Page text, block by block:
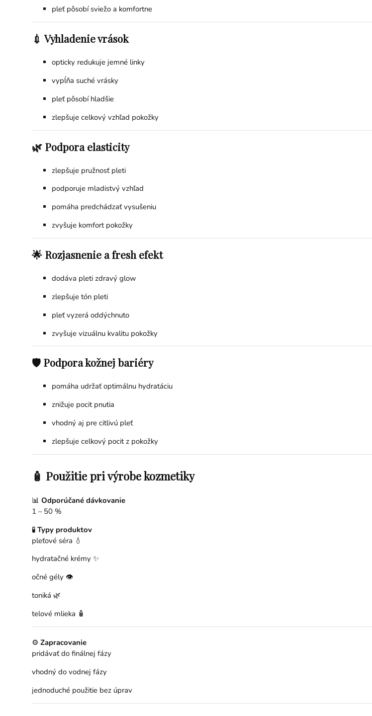
pleť pôsobí sviežo a komfortne
💉 Vyhladenie vrások
opticky redukuje jemné linky
vypĺňa suché vrásky
pleť pôsobí hladšie
zlepšuje celkový vzhľad pokožky
🌿 Podpora elasticity
zlepšuje pružnosť pleti
podporuje mladistvý vzhľad
pomáha predchádzať vysušeniu
zvyšuje komfort pokožky
🌟 Rozjasnenie a fresh efekt
dodáva pleti zdravý glow
zlepšuje tón pleti
pleť vyzerá oddýchnuto
zvyšuje vizuálnu kvalitu pokožky
🛡️ Podpora kožnej bariéry
pomáha udržať optimálnu hydratáciu
znižuje pocit pnutia
vhodný aj pre citlivú pleť
zlepšuje celkový pocit z pokožky
🧴 Použitie pri výrobe kozmetiky
📊 Odporúčané dávkovanie
1 – 50 %
🧪 Typy produktov
pleťové séra 💧
hydratačné krémy ✨
očné gély 👁️
toniká 🌿
telové mlieka 🧴
⚙️ Zapracovanie
pridávať do finálnej fázy
vhodný do vodnej fázy
jednoduché použitie bez úprav